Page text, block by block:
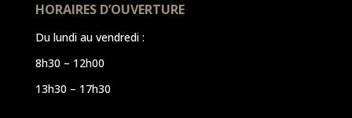
HORAIRES D’OUVERTURE
Du lundi au vendredi :
8h30 – 12h00
13h30 – 17h30